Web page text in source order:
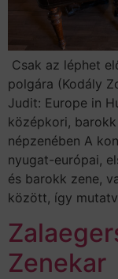
Csak az léphet
polgára (Kodály
Judit: Europe in
középkori,
népzenében A
nyugat-európai,
és barokk zene,
között, így
Zenekar